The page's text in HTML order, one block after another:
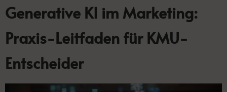
Generative KI im Marketing:
Praxis-Leitfaden für KMU-
Entscheider